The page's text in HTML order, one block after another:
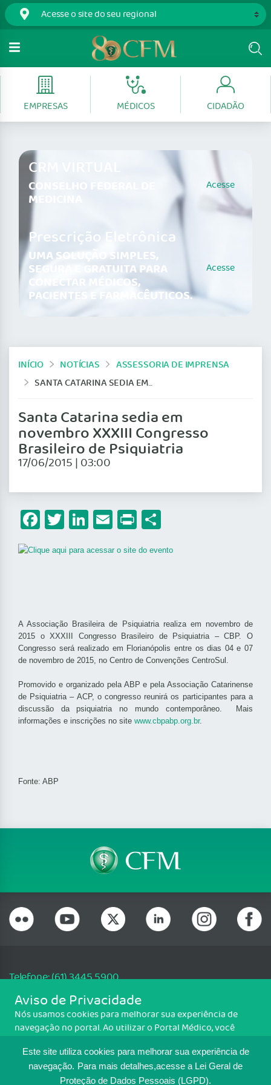
Este site utiliza cookies para melhorar sua experiência de
navegação. Para mais detalhes,acesse a Lei Geral de
Proteção de Dados Pessoais (LGPD).
EMPRESAS MÉDICOS CIDADÃO
CRM VIRTUAL
CONSELHO FEDERAL DE
MEDICINA
Acesse
Prescrição Eletrônica
UMA SOLUÇÃO SIMPLES,
SEGURA E GRATUITA PARA
CONECTAR MÉDICOS,
PACIENTES E FARMACÊUTICOS.
Acesse
INÍCIO NOTÍCIAS
ASSESSORIA DE IMPRENSA
SANTA CATARINA SEDIA EM NOVEMBRO XXXIII CONGRESSO BRASILEIRO DE PSIQUIATRIA
Santa Catarina sedia em
novembro XXXIII Congresso
Brasileiro de Psiquiatria
17/06/2015 | 03:00
Facebook
Twitter
LinkedIn
Email
Print
A Associação Brasileira de Psiquiatria realiza em novembro de
2015 o XXXIII Congresso Brasileiro de Psiquiatria – CBP. O
Congresso será realizado em Florianópolis entre os dias 04 e 07
de novembro de 2015, no Centro de Convenções CentroSul.
Promovido e organizado pela ABP e pela Associação Catarinense
de Psiquiatria – ACP, o congresso reunirá os participantes para a
discussão da psiquiatria no mundo contemporâneo. Mais
informações e inscrições no site www.cbpabp.org.br.
Fonte: ABP
Telefone: (61) 3445 5900
Email: cfm@portalmedico.org.br
SGAS 616, Conjunto D, Lote 115, L2 Sul, Brasília/DF - CEP: 70200-760 -
CNPJ: 33.583.550/0001-30
MAPA DO SITE
Aviso de Privacidade
Nós usamos cookies para melhorar sua experiência de
navegação no portal. Ao utilizar o Portal Médico, você
Para ter mais informações sobre como isso é feito, acesse
Política de cookies. Se você concorda, clique em ACEITO.